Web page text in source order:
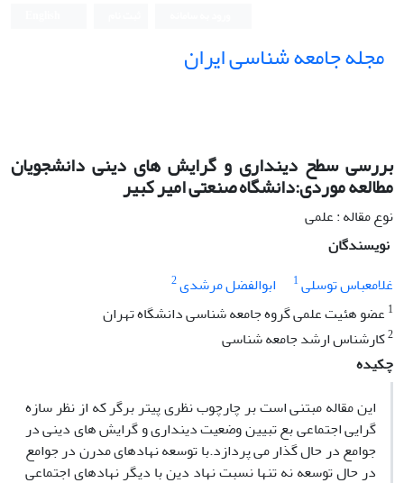
مجله جامعه شناسی ایران
بررسی سطح دینداری و گرایش های دینی دانشجویان
مطالعه موردی:دانشگاه صنعتی امیر کبیر
نوع مقاله : علمی
نویسندگان
غلامعباس توسلی1 ابوالفضل مرشدی2
1 عضو هئیت علمی گروه جامعه شناسی دانشگاه تهران
2کارشناس ارشد جامعه شناسی
چکیده
این مقاله مبتنی است بر چارچوب نظری پیتر برگر که از نظر سازه
گرایی اجتماعی بع تبیین وضعیت دینداری و گرایش های دینی در
جوامع در حال گذار می پردازد.با توسعه نهادهای مدرن در جوامع
در حال توسعه نه تنها نسبت نهاد دین با دیگر نهادهای اجتماعی